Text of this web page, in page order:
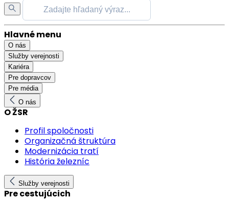
Hlavné menu
O nás
Služby verejnosti
Kariéra
Pre dopravcov
Pre média
O nás
O ŽSR
Profil spoločnosti
Organizačná štruktúra
Modernizácia tratí
História železníc
Služby verejnosti
Pre cestujúcich